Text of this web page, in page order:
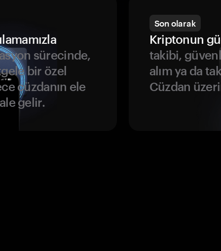
sürecinde,
bir özel
cüzdanın ele
gelir.
Son olarak
Kriptonun
takibi,
alım ya da
Cüzdan